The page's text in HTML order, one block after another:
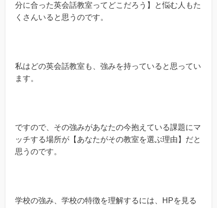
分に合った英会話教室ってどこだろう】と悩む人もた
くさんいると思うのです。
私はどの英会話教室も、強みを持っていると思ってい
ます。
ですので、その強みがあなたの今抱えている課題にマ
ッチする場所が【あなたがその教室を選ぶ理由】だと
思うのです。
学校の強み、学校の特徴を理解するには、HPを見る